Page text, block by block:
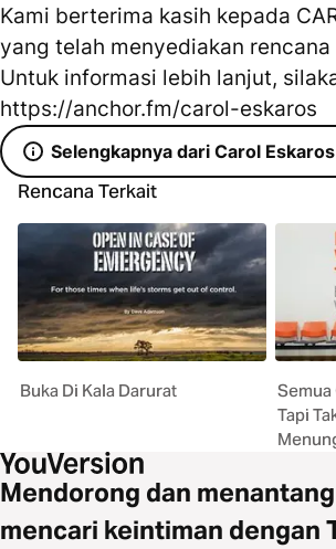
Kami berterima kasih kepada
yang telah menyediakan rencana
Untuk informasi lebih lanjut,
https://anchor.fm/carol-eskaros
Selengkapnya dari Carol Eskaros
Rencana Terkait
Buka Di Kala Darurat
Semua
Tapi
Mendorong dan
mencari keintiman dengan